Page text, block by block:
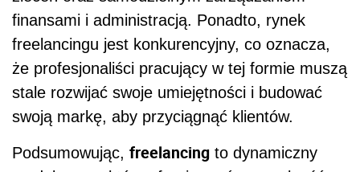
wyzwań. Freelancerzy muszą radzić sobie z
niepewnością związaną z niestabilnością
zleceń oraz samodzielnym zarządzaniem
finansami i administracją. Ponadto, rynek
freelancingu jest konkurencyjny, co oznacza,
że profesjonaliści pracujący w tej formie muszą
stale rozwijać swoje umiejętności i budować